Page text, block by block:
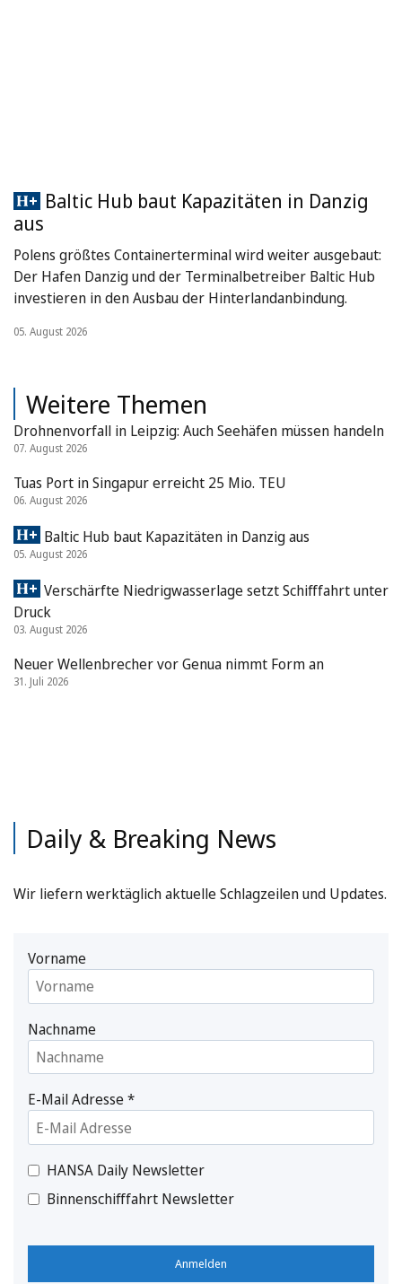
Baltic Hub baut Kapazitäten in Danzig
aus
Polens größtes Containerterminal wird weiter ausgebaut:
Der Hafen Danzig und der Terminalbetreiber Baltic Hub
investieren in den Ausbau der Hinterlandanbindung.
05. August 2026
Weitere Themen
Drohnenvorfall in Leipzig: Auch Seehäfen müssen handeln
07. August 2026
Tuas Port in Singapur erreicht 25 Mio. TEU
06. August 2026
Baltic Hub baut Kapazitäten in Danzig aus
05. August 2026
Verschärfte Niedrigwasserlage setzt Schifffahrt unter
Druck
03. August 2026
Neuer Wellenbrecher vor Genua nimmt Form an
31. Juli 2026
Daily & Breaking News
Wir liefern werktäglich aktuelle Schlagzeilen und Updates.
Vorname
Nachname
E-Mail Adresse*
HANSA Daily Newsletter
Binnenschifffahrt Newsletter
Anmelden